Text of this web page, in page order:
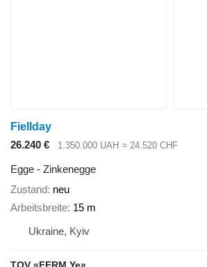
Fiellday
26.240 €
1.350.000 UAH ≈ 24.520 CHF
Egge - Zinkenegge
Zustand neu
Arbeitsbreite 15 m
Ukraine, Kyiv